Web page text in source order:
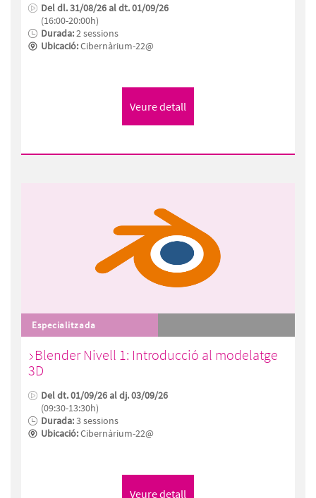
Del dl. 31/08/26 al dt. 01/09/26
(16:00-20:00h)
Durada:2 sessions
Ubicació:Cibernàrium-22@
Especialitzada
Blender Nivell 1: Introducció al modelatge
3D
Del dt. 01/09/26 al dj. 03/09/26
(09:30-13:30h)
Durada:3 sessions
Ubicació:Cibernàrium-22@